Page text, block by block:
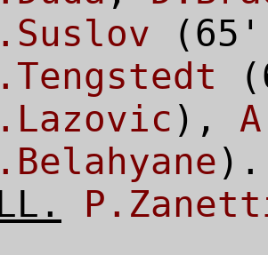
),
).